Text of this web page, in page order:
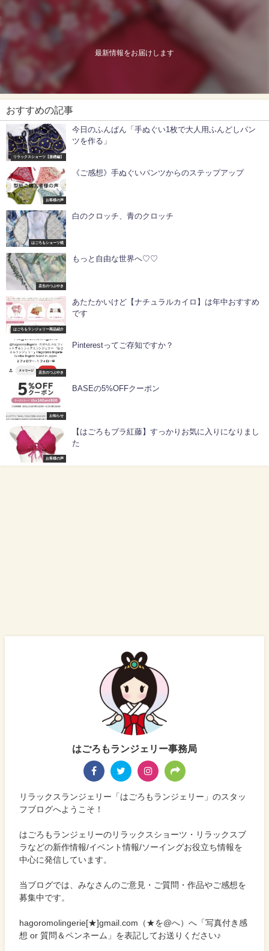
最新情報をお届けします
おすすめの記事
リラックスショーツ【基礎編】
今日のふんぱん「手ぬぐい1枚で大人用ふんどしパン
ツを作る」
お客様の声
《ご感想》手ぬぐいパンツからのステップアップ
はごろもショーツ椛
白のクロッチ、青のクロッチ
店主のつぶやき
もっと自由な世界へ♡♡
はごろもランジェリー商品紹介
あたたかいけど【ナチュラルカイロ】は年中おすすめ
です
店主のつぶやき
Pinterestってご存知ですか？
お知らせ
BASEの5%OFFクーポン
お客様の声
【はごろもブラ紅藤】すっかりお気に入りになりまし
た
はごろもランジェリー事務局
リラックスランジェリー「はごろもランジェリー」のスタッ
フブログへようこそ！
はごろもランジェリーのリラックスショーツ・リラックスブ
ラなどの新作情報/イベント情報/ソーイングお役立ち情報を
中心に発信しています。
当ブログでは、みなさんのご意見・ご質問・作品やご感想を
募集中です。
hagoromolingerie[★]gmail.com（★を@へ）へ「写真付き感
想 or 質問＆ペンネーム」を表記してお送りください♪